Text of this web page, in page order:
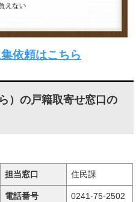
依頼はこちら
）の戸籍取寄せ窓口の
担当窓口 住民課
電話番号 0241-75-2502